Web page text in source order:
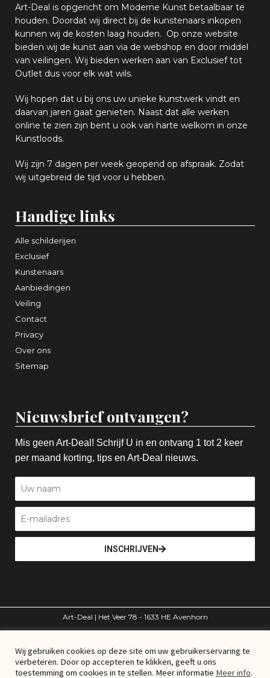
Art-Deal is opgericht om Moderne Kunst betaalbaar te
houden. Doordat wij direct bij de kunstenaars inkopen
kunnen wij de kosten laag houden. Op onze website
bieden wij de kunst aan via de webshop en door middel
van veilingen. Wij bieden werken aan van Exclusief tot
Outlet dus voor elk wat wils.
Wij hopen dat u bij ons uw unieke kunstwerk vindt en
daarvan jaren gaat genieten. Naast dat alle werken
online te zien zijn bent u ook van harte welkom in onze
Kunstloods.
Wij zijn 7 dagen per week geopend op afspraak. Zodat
wij uitgebreid de tijd voor u hebben.
Handige links
Alle schilderijen
Exclusief
Kunstenaars
Aanbiedingen
Veiling
Contact
Privacy
Over ons
Sitemap
Nieuwsbrief ontvangen?
Mis geen Art-Deal! Schrijf U in en ontvang 1 tot 2 keer
per maand korting, tips en Art-Deal nieuws.
INSCHRIJVEN
Art-Deal | Het Veer 78 - 1633 HE Avenhorn
© Art-Deal – Alle rechten voorbehouden
Wij gebruiken cookies op deze site om uw gebruikerservaring te
verbeteren. Door op accepteren te klikken, geeft u ons
toestemming om cookies in te stellen. Meer informatie Meer info.